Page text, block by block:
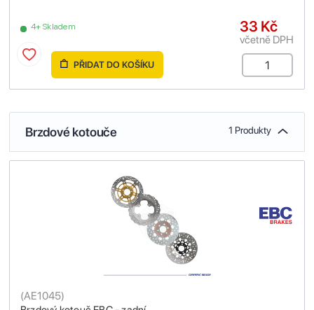
4+ Skladem 33 Kč
včetně DPH
PŘIDAT DO KOŠÍKU
Brzdové kotouče 1 Produkty
(AE1045)